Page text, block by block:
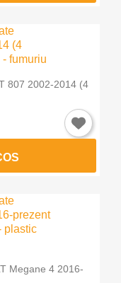
807 2002-2014 (4
Megane 4 2016-